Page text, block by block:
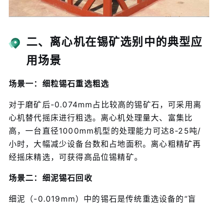
二、离心机在锡矿选别中的典型应
用场景
场景一：细粒锡石重选粗选
对于磨矿后-0.074mm占比较高的锡矿石，可采用离
心机替代摇床进行粗选。离心机处理量大、富集比
高，一台直径1000mm机型的处理能力可达8-25吨/
小时，大幅减少设备台数和占地面积。离心粗精矿再
经摇床精选，可获得高品位锡精矿。
场景二：细泥锡石回收
细泥（-0.019mm）中的锡石是传统重选设备的“盲